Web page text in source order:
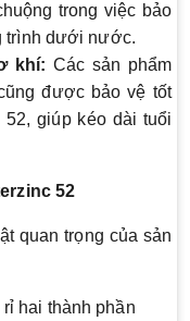
trong việc bảo
trình dưới nước.
khí: Các sản phẩm
được bảo vệ tốt
giúp kéo dài tuổi
52
quan trọng của sản
hai thành phần